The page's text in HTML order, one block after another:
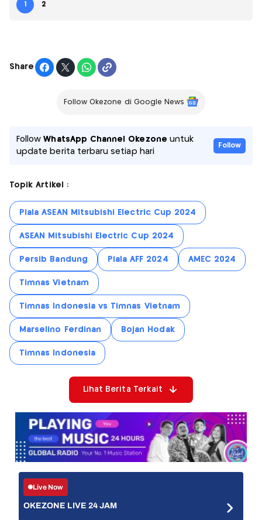
1 2
Share
Follow Okezone di Google News
FollowWhatsApp Channel Okezone untuk
update berita terbaru setiap hari
Follow
Topik Artikel :
Piala ASEAN Mitsubishi Electric Cup 2024
ASEAN Mitsubishi Electric Cup 2024
Persib Bandung Piala AFF 2024 AMEC 2024
Timnas Vietnam
Timnas Indonesia vs Timnas Vietnam
Marselino Ferdinan Bojan Hodak
Timnas Indonesia
Lihat Berita Terkait
Live Now
OKEZONE LIVE 24 JAM